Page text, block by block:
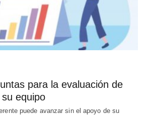
para la evaluación de
equipo
puede avanzar sin el apoyo de su